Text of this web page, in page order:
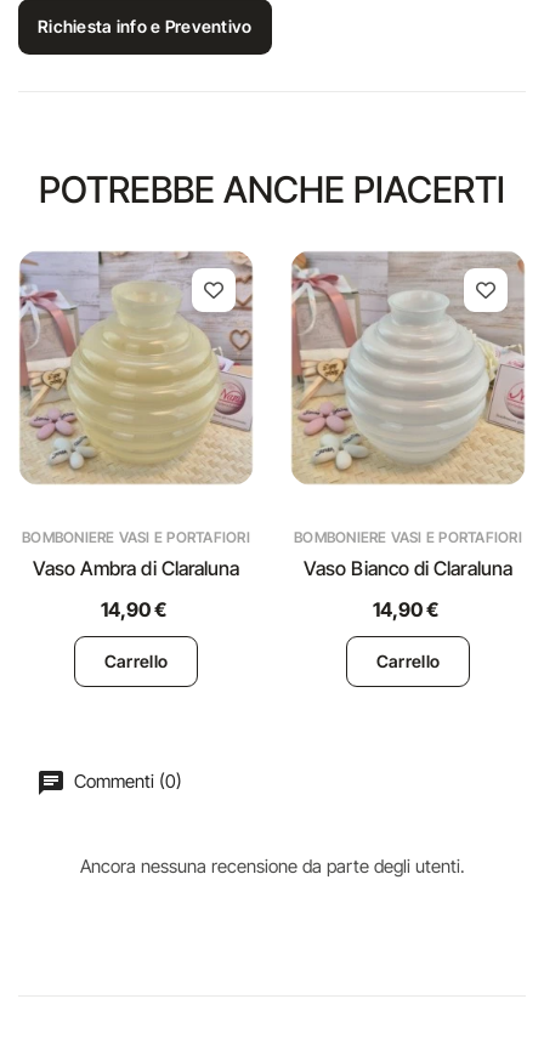
Richiesta info e Preventivo
POTREBBE ANCHE PIACERTI
BOMBONIERE VASI E PORTAFIORI
Vaso Ambra di Claraluna
14,90 €
Carrello
BOMBONIERE VASI E PORTAFIORI
Vaso Bianco di Claraluna
14,90 €
Carrello
Commenti (0)
Ancora nessuna recensione da parte degli utenti.